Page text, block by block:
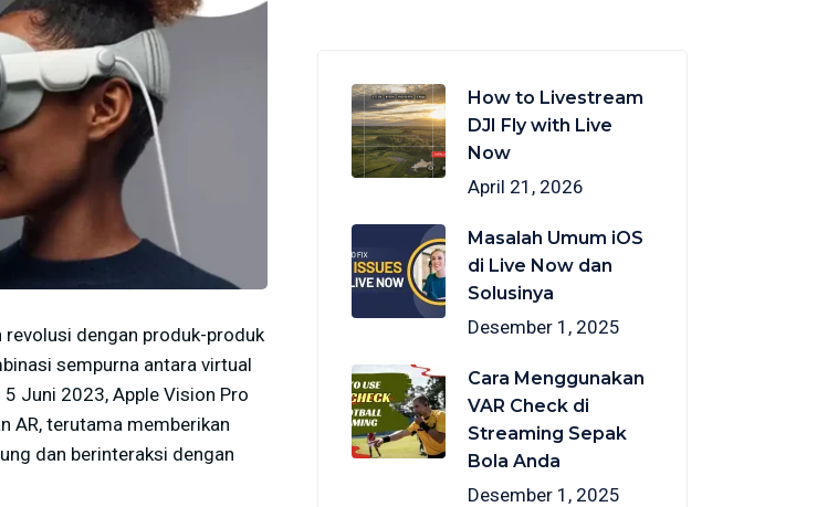
revolusi dengan produk-produk
sempurna antara virtual
Juni 2023, Apple Vision Pro
AR, terutama memberikan
dan berinteraksi dengan
How to Livestream
DJI Fly with Live
Now
April 21, 2026
Masalah Umum iOS
di Live Now dan
Solusinya
Desember 1, 2025
Cara Menggunakan
VAR Check di
Streaming Sepak
Bola Anda
Desember 1, 2025